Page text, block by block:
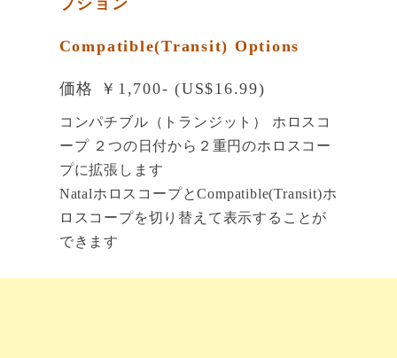
プション
Compatible(Transit) Options
価格 ￥1,700- (US$16.99)
コンパチブル（トランジット） ホロスコ
ープ ２つの日付から２重円のホロスコー
プに拡張します
NatalホロスコープとCompatible(Transit)ホ
ロスコープを切り替えて表示することが
できます